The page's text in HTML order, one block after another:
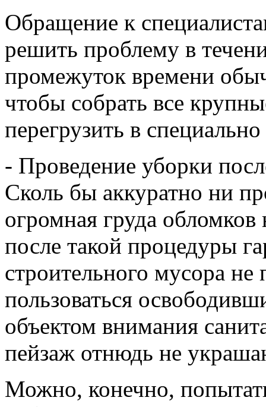
Обращение к
решить проблему в
промежуток времени
чтобы собрать все
перегрузить в
- Проведение уборки
Сколь бы аккуратно ни
огромная груда
после такой процедуры
строительного мусора
пользоваться
объектом внимания
пейзаж отнюдь не
Можно, конечно,